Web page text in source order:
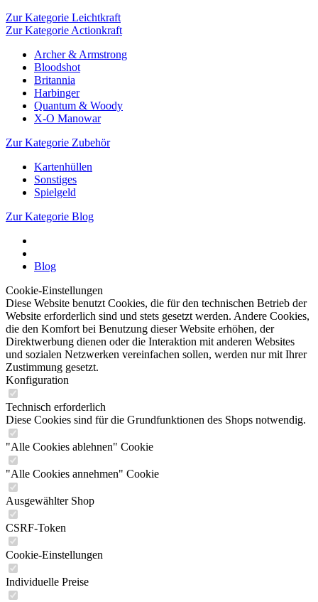
Zur Kategorie Leichtkraft
Zur Kategorie Actionkraft
Archer & Armstrong
Bloodshot
Britannia
Harbinger
Quantum & Woody
X-O Manowar
Zur Kategorie Zubehör
Kartenhüllen
Sonstiges
Spielgeld
Zur Kategorie Blog
Blog
Cookie-Einstellungen
Diese Website benutzt Cookies, die für den technischen Betrieb der
Website erforderlich sind und stets gesetzt werden. Andere Cookies,
die den Komfort bei Benutzung dieser Website erhöhen, der
Direktwerbung dienen oder die Interaktion mit anderen Websites
und sozialen Netzwerken vereinfachen sollen, werden nur mit Ihrer
Zustimmung gesetzt.
Konfiguration
Technisch erforderlich
Diese Cookies sind für die Grundfunktionen des Shops notwendig.
"Alle Cookies ablehnen" Cookie
"Alle Cookies annehmen" Cookie
Ausgewählter Shop
CSRF-Token
Cookie-Einstellungen
Individuelle Preise